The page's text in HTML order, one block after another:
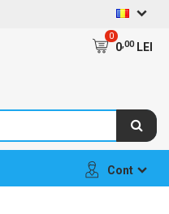
0
0,00LEI
Cont